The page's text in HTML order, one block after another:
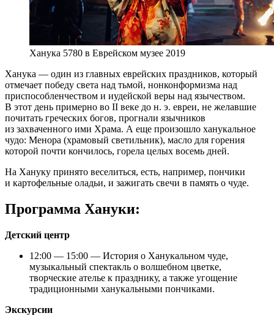
Ханука 5780 в Еврейском музее 2019
Ханука — один из главных еврейских праздников, который
отмечает победу света над тьмой, нонконформизма над
приспособленчеством и иудейской веры над язычеством.
В этот день примерно во II веке до н. э. евреи, не желавшие
почитать греческих богов, прогнали язычников
из захваченного ими Храма. А еще произошло ханукальное
чудо: Менора (храмовый светильник), масло для горения
которой почти кончилось, горела целых восемь дней.
На Хануку принято веселиться, есть, например, пончики
и картофельные оладьи, и зажигать свечи в память о чуде.
Программа Хануки:
Детский центр
12:00 — 15:00 — История о Ханукальном чуде,
музыкальный спектакль о волшебном цветке,
творческие ателье к празднику, а также угощение
традиционными ханукальными пончиками.
Экскурсии